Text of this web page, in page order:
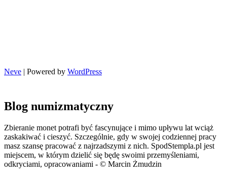
Neve | Powered by WordPress
Blog numizmatyczny
Zbieranie monet potrafi być fascynujące i mimo upływu lat wciąż
zaskakiwać i cieszyć. Szczególnie, gdy w swojej codziennej pracy
masz szansę pracować z najrzadszymi z nich. SpodStempla.pl jest
miejscem, w którym dzielić się będę swoimi przemyśleniami,
odkryciami, opracowaniami - © Marcin Żmudzin